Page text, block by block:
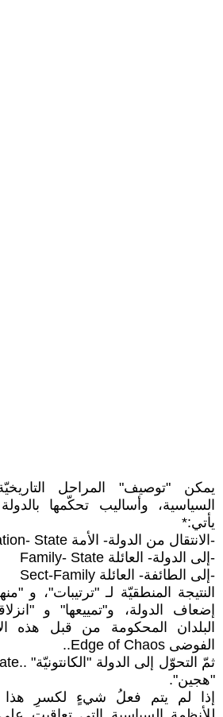
يمكن "توصيف" المراحل
السياسية، وأساليب تحكّمها
يأتي:*
-الانتقال من الدولة- الأمة Nation- State
-إلى الدولة- العائلة Family- State
-إلى الطائفة- العائلة Sect-Family
النتيجة المنطقيّة لـ "ترتيبات"، و
إضعاف الدولة، و"تمييعها" و
البلدان المحكومة من قبل هذه
الفوضى Edge of Chaos..
"هجين".
إذا لم يتم فعلُ شيءٍ لكسرِ هذا